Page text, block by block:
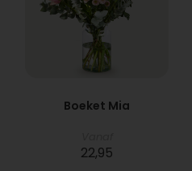
Boeket Mia
22,95